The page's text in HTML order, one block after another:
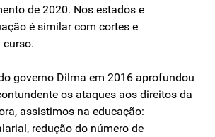
de 2020. Nos estados e
é similar com cortes e
curso.
governo Dilma em 2016 aprofundou
os ataques aos direitos da
assistimos na educação:
redução do número de